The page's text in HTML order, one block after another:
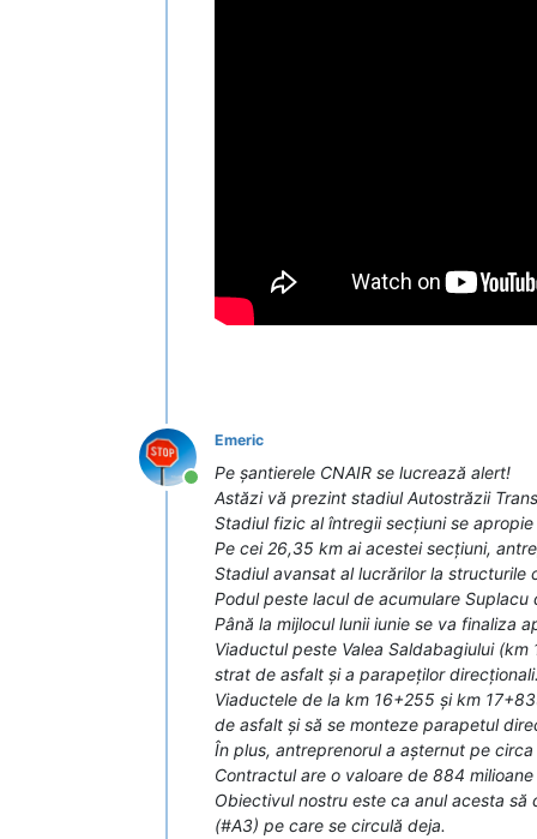
Conectat
Emeric
Pe șantierele CNAIR se lucrează alert!
Astăzi vă prezint stadiul Autostrăzii
Stadiul fizic al întregii secțiuni se apropie
Pe cei 26,35 km ai acestei secțiuni,
Stadiul avansat al lucrărilor la
Podul peste lacul de acumulare
Până la mijlocul lunii iunie se va finaliza
Viaductul peste Valea Saldabagiului
strat de asfalt și a parapeților direcționali.
Viaductele de la km 16+255 și km
de asfalt și să se monteze parapetul
În plus, antreprenorul a așternut pe
Contractul are o valoare de 884
Obiectivul nostru este ca anul acesta
(#A3) pe care se circulă deja.